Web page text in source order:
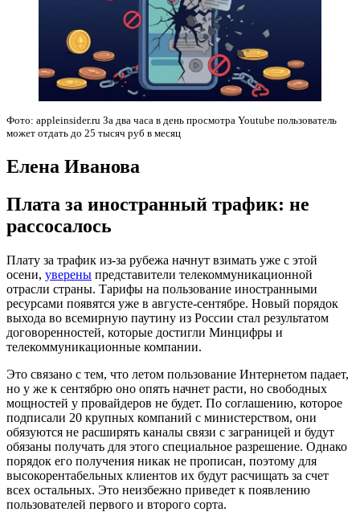
Фото: appleinsider.ru За два часа в день просмотра Youtube пользователь
может отдать до 25 тысяч руб в месяц
Елена Иванова
Плата за иностранный трафик: не
рассосалось
Плату за трафик из-за рубежа начнут взимать уже с этой
осени, уверены представители телекоммуникационной
отрасли страны. Тарифы на пользование иностранными
ресурсами появятся уже в августе-сентябре. Новый порядок
выхода во всемирную паутину из России стал результатом
договоренностей, которые достигли Минцифры и
телекоммуникационные компании.
Это связано с тем, что летом пользование Интернетом падает,
но у же к сентябрю оно опять начнет расти, но свободных
мощностей у провайдеров не будет. По соглашению, которое
подписали 20 крупных компаний с министерством, они
обязуются не расширять каналы связи с заграницей и будут
обязаны получать для этого специальное разрешение. Однако
порядок его получения никак не прописан, поэтому для
высокорентабельных клиентов их будут расчищать за счет
всех остальных. Это неизбежно приведет к появлению
пользователей первого и второго сорта.